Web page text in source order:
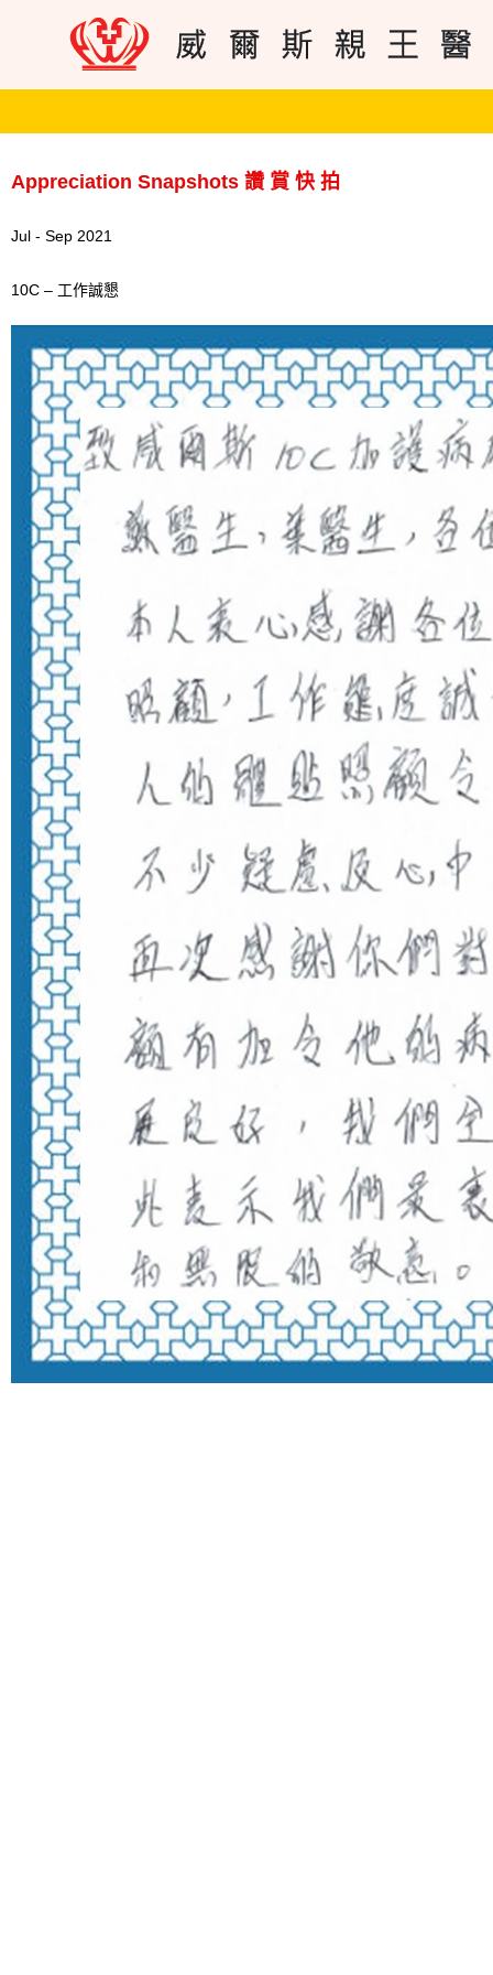
Appreciation Snapshots 讚 賞 快 拍
Jul - Sep 2021
10C – 工作誠懇